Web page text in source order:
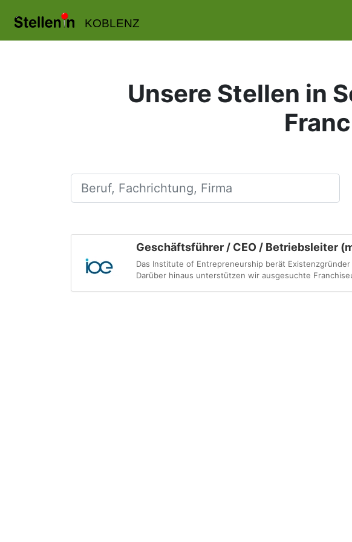
KOBLENZ
Unsere Stellen in
Beruf, Fachrichtung, Firma
Geschäftsführer / CEO / Betriebsleiter
Das Institute of Entrepreneurship berät
Darüber hinaus unterstützen wir ausgesuchte